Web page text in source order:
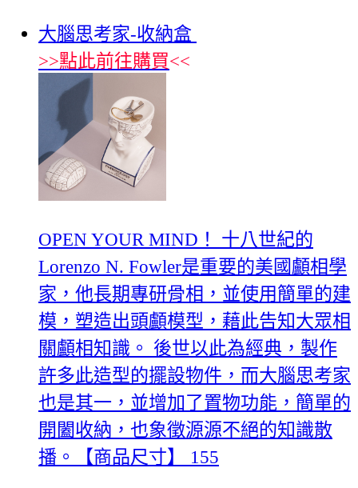
大腦思考家-收納盒
>>點此前往購買<<
OPEN YOUR MIND！ 十八世紀的
Lorenzo N. Fowler是重要的美國顱相學
家，他長期專研骨相，並使用簡單的建
模，塑造出頭顱模型，藉此告知大眾相
關顱相知識。 後世以此為經典，製作
許多此造型的擺設物件，而大腦思考家
也是其一，並增加了置物功能，簡單的
開闔收納，也象徵源源不絕的知識散
播。【商品尺寸】 155